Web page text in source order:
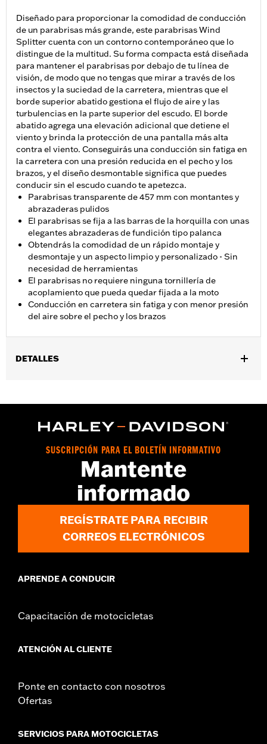
Diseñado para proporcionar la comodidad de conducción
de un parabrisas más grande, este parabrisas Wind
Splitter cuenta con un contorno contemporáneo que lo
distingue de la multitud. Su forma compacta está diseñada
para mantener el parabrisas por debajo de tu línea de
visión, de modo que no tengas que mirar a través de los
insectos y la suciedad de la carretera, mientras que el
borde superior abatido gestiona el flujo de aire y las
turbulencias en la parte superior del escudo. El borde
abatido agrega una elevación adicional que detiene el
viento y brinda la protección de una pantalla más alta
contra el viento. Conseguirás una conducción sin fatiga en
la carretera con una presión reducida en el pecho y los
brazos, y el diseño desmontable significa que puedes
conducir sin el escudo cuando te apetezca.
Parabrisas transparente de 457 mm con montantes y
abrazaderas pulidos
El parabrisas se fija a las barras de la horquilla con unas
elegantes abrazaderas de fundición tipo palanca
Obtendrás la comodidad de un rápido montaje y
desmontaje y un aspecto limpio y personalizado - Sin
necesidad de herramientas
El parabrisas no requiere ninguna tornillería de
acoplamiento que pueda quedar fijada a la moto
Conducción en carretera sin fatiga y con menor presión
del aire sobre el pecho y los brazos
DETALLES
Installation Instructions
17.6 Inches
1 year limited warranty – Go towww.h-
for full details
SUSCRIPCIÓN PARA EL BOLETÍN INFORMATIVO
Mantente
informado
REGÍSTRATE PARA RECIBIR
CORREOS ELECTRÓNICOS
APRENDE A CONDUCIR
Capacitación de motocicletas
ATENCIÓN AL CLIENTE
Ponte en contacto con nosotros
Ofertas
SERVICIOS PARA MOTOCICLETAS